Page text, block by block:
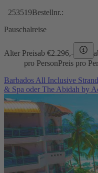
253519Bestellnr.:
Pauschalreise
Alter Preisab €2.296,-
pro PersonPreis pro
Barbados All Inclusive
& Spa oder The Abidah by